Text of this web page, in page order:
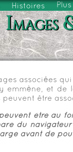
Histoires
Images
associées
emmène, et
être
être au
du
avant de